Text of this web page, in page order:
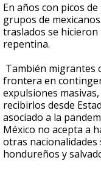
En años con picos
grupos de
traslados se
repentina.
También migrantes
frontera en
expulsiones
recibirlos desde
asociado a la
México no acepta a
otras nacionalidades
hondureños y